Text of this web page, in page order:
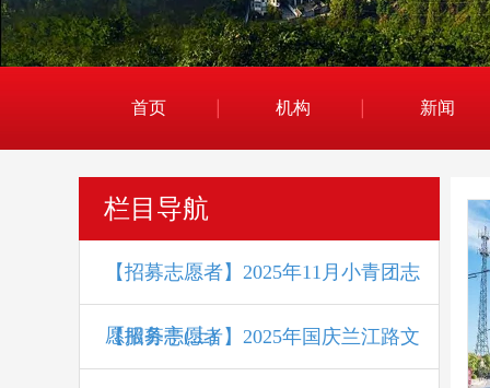
首页 机构 新闻
栏目导航
【招募志愿者】2025年11月小青团志
愿服务亭(上)
【招募志愿者】2025年国庆兰江路文